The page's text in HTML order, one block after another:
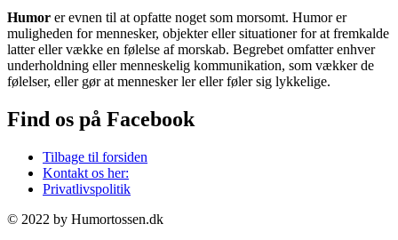
Humor er evnen til at opfatte noget som morsomt. Humor er
muligheden for mennesker, objekter eller situationer for at fremkalde
latter eller vække en følelse af morskab. Begrebet omfatter enhver
underholdning eller menneskelig kommunikation, som vækker de
følelser, eller gør at mennesker ler eller føler sig lykkelige.
Find os på Facebook
Tilbage til forsiden
Kontakt os her:
Privatlivspolitik
© 2022 by Humortossen.dk